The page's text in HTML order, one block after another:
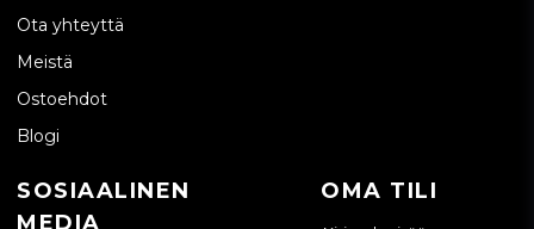
Ota yhteyttä
Meistä
Ostoehdot
Blogi
SOSIAALINEN
MEDIA
OMA TILI